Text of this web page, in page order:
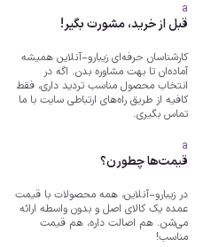
a
قبل از خرید، مشورت بگیر!
کارشناسان حرفه‌ای زیبارو-آنلاین همیشه
آماده‌ان تا بهت مشاوره بدن. اگه در
انتخاب محصول مناسب تردید داری، فقط
کافیه از طریق راه‌های ارتباطی سایت با ما
تماس بگیری.
a
قیمت‌ها چطورن؟
در زیبارو-آنلاین، همه محصولات با قیمت
عمده یک کالای اصل و بدون واسطه ارائه
می‌شن. هم اصالت داره، هم قیمت
مناسب!